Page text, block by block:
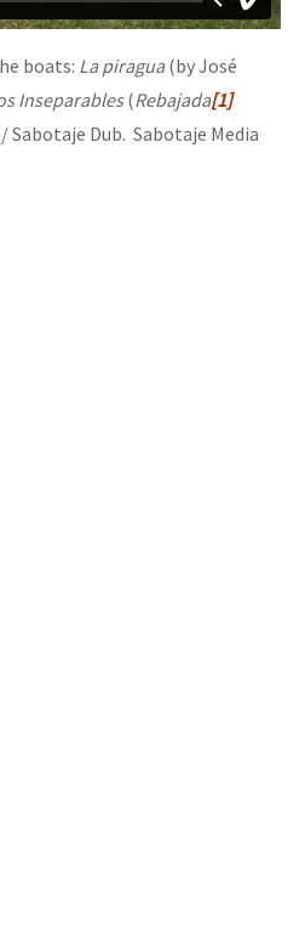
boats: La piragua(by José
Inseparables(Rebajada[1]
Sabotaje Dub. Sabotaje Media